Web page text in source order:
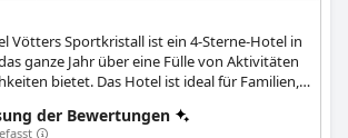
Vötters Sportkristall ist ein 4-Sterne-Hotel in
ganze Jahr über eine Fülle von Aktivitäten
bietet. Das Hotel ist ideal für Familien,
gastronomische Einrichtungen und
der Bewertungen